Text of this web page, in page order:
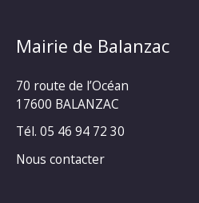
Mairie de Balanzac
70 route de l’Océan
17600 BALANZAC
Tél. 05 46 94 72 30
Nous contacter